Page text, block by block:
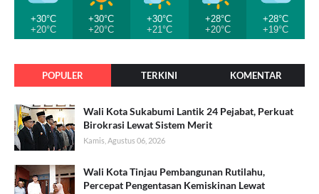
+30°C
+20°C
+30°C
+20°C
+30°C
+21°C
+28°C
+20°C
+28°C
+19°C
POPULER TERKINI KOMENTAR
Wali Kota Sukabumi Lantik 24 Pejabat, Perkuat
Birokrasi Lewat Sistem Merit
Kamis, Agustus 06, 2026
Wali Kota Tinjau Pembangunan Rutilahu,
Percepat Pengentasan Kemiskinan Lewat